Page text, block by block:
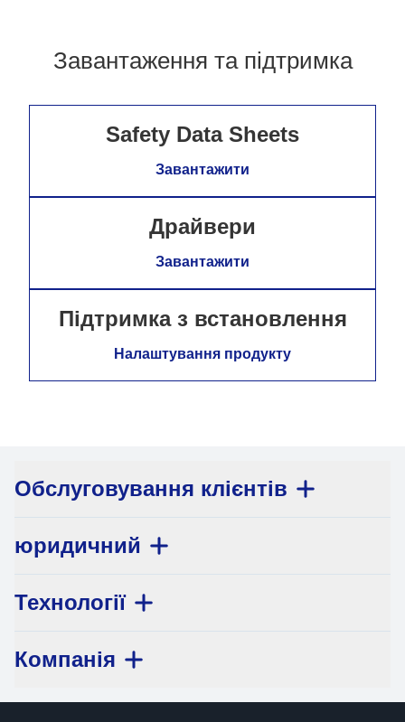
Завантаження та підтримка
Safety Data Sheets
Завантажити
Драйвери
Завантажити
Підтримка з встановлення
Налаштування продукту
Обслуговування клієнтів
юридичний
Технології
Компанія